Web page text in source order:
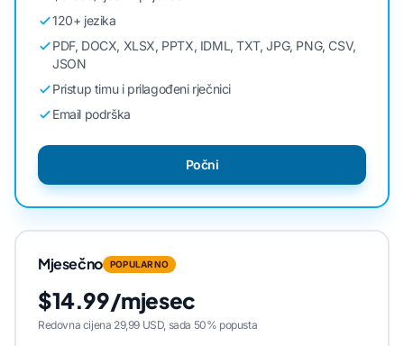
120+ jezika
PDF, DOCX, XLSX, PPTX, IDML, TXT, JPG, PNG, CSV,
JSON
Pristup timu i prilagođeni rječnici
Email podrška
Počni
Mjesečno POPULARNO
$14.99/mjesec
Redovna cijena 29,99 USD, sada 50% popusta